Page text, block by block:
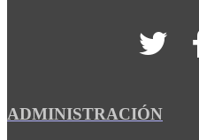
ADMINISTRACIÓN